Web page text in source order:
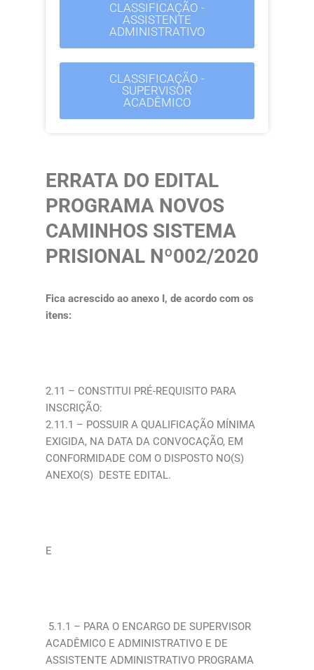
CLASSIFICAÇÃO -
ASSISTENTE
ADMINISTRATIVO
CLASSIFICAÇÃO -
SUPERVISOR
ACADÊMICO
ERRATA DO EDITAL
PROGRAMA NOVOS
CAMINHOS SISTEMA
PRISIONAL Nº002/2020
Fica acrescido ao anexo I, de acordo com os
itens:
2.11 – CONSTITUI PRÉ-REQUISITO PARA
INSCRIÇÃO:
2.11.1 – POSSUIR A QUALIFICAÇÃO MÍNIMA
EXIGIDA, NA DATA DA CONVOCAÇÃO, EM
CONFORMIDADE COM O DISPOSTO NO(S)
ANEXO(S) DESTE EDITAL.
E
5.1.1 – PARA O ENCARGO DE SUPERVISOR
ACADÊMICO E ADMINISTRATIVO E DE
ASSISTENTE ADMINISTRATIVO PROGRAMA